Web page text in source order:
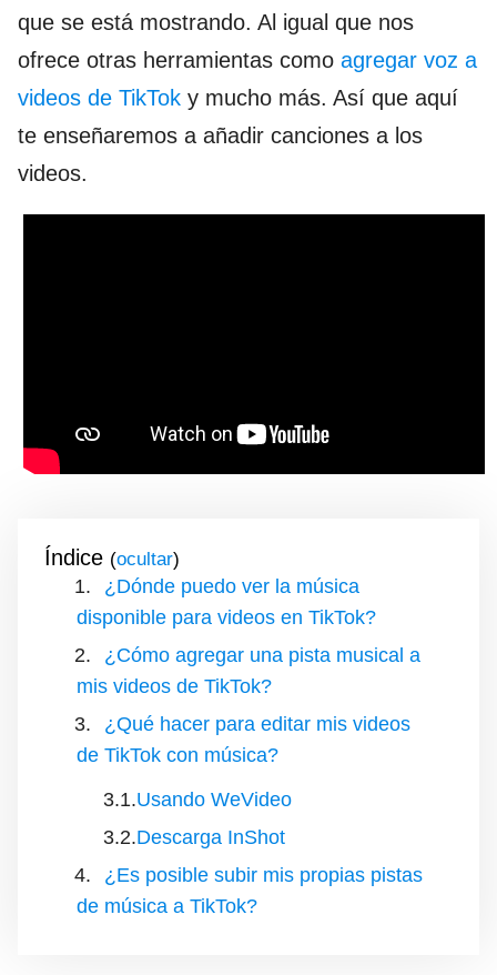
que se está mostrando. Al igual que nos
ofrece otras herramientas como agregar voz a
videos de TikTok y mucho más. Así que aquí
te enseñaremos a añadir canciones a los
videos.
Índice ( )
¿Dónde puedo ver la música
disponible para videos en TikTok?
¿Cómo agregar una pista musical a
mis videos de TikTok?
¿Qué hacer para editar mis videos
de TikTok con música?
Usando WeVideo
Descarga InShot
¿Es posible subir mis propias pistas
de música a TikTok?